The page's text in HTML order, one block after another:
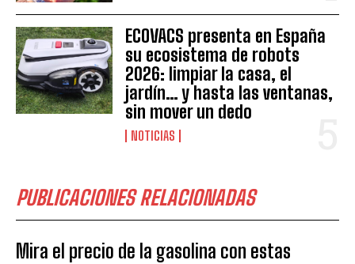
ECOVACS presenta en España
su ecosistema de robots
2026: limpiar la casa, el
jardín… y hasta las ventanas,
sin mover un dedo
NOTICIAS
PUBLICACIONES RELACIONADAS
Mira el precio de la gasolina con estas